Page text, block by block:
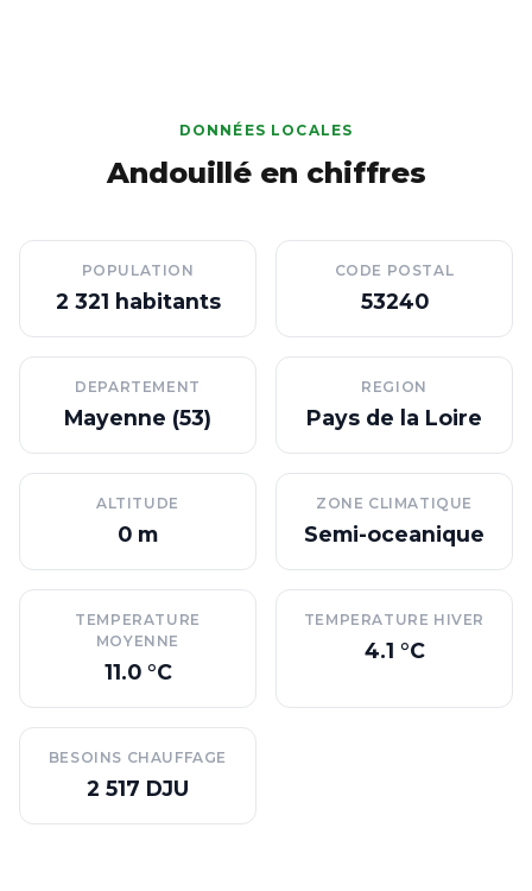
DONNÉES LOCALES
Andouillé en chiffres
POPULATION
2 321 habitants
CODE POSTAL
53240
DEPARTEMENT
Mayenne (53)
REGION
Pays de la Loire
ALTITUDE
0 m
ZONE CLIMATIQUE
Semi-oceanique
TEMPERATURE
MOYENNE
11.0 °C
TEMPERATURE HIVER
4.1 °C
BESOINS CHAUFFAGE
2 517 DJU